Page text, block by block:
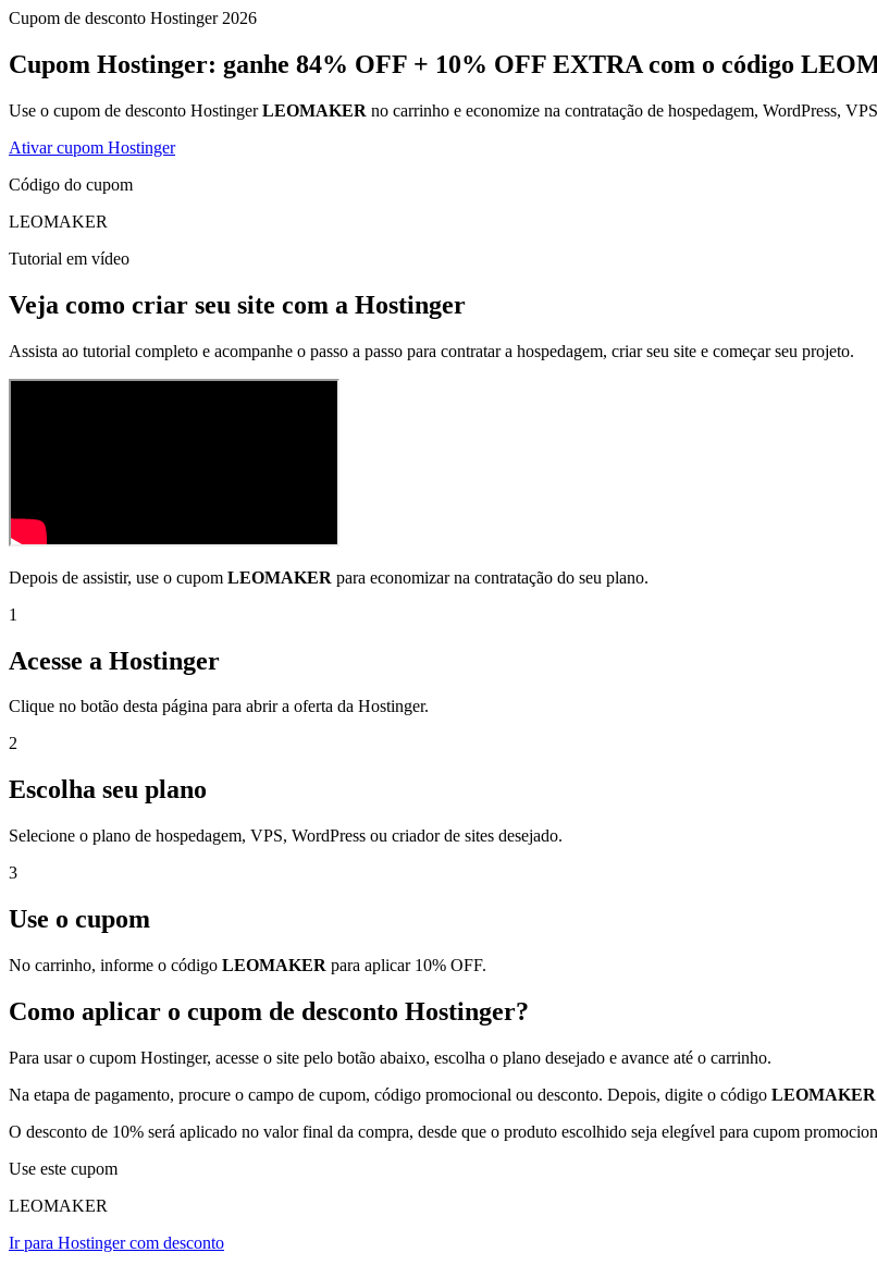
Cupom de desconto Hostinger 2026
Cupom Hostinger: ganhe 84% OFF + 10% OFF EXTRA com o código
Use o cupom de desconto HostingerLEOMAKER no carrinho e economize na contratação de hospedagem, WordPress,
Ativar cupom Hostinger
Código do cupom
LEOMAKER
Tutorial em vídeo
Veja como criar seu site com a Hostinger
Assista ao tutorial completo e acompanhe o passo a passo para contratar a hospedagem, criar seu site e começar seu projeto.
Depois de assistir, use o cupom LEOMAKER para economizar na contratação do seu plano.
1
Acesse a Hostinger
Clique no botão desta página para abrir a oferta da Hostinger.
2
Escolha seu plano
Selecione o plano de hospedagem, VPS, WordPress ou criador de sites desejado.
3
Use o cupom
No carrinho, informe o código LEOMAKER para aplicar 10% OFF.
Como aplicar o cupom de desconto Hostinger?
Para usar o cupom Hostinger, acesse o site pelo botão abaixo, escolha o plano desejado e avance até o carrinho.
Na etapa de pagamento, procure o campo de cupom, código promocional ou desconto. Depois, digite o código LEOMAKER
O desconto de 10% será aplicado no valor final da compra, desde que o produto escolhido seja elegível para cupom
Use este cupom
LEOMAKER
Ir para Hostinger com desconto